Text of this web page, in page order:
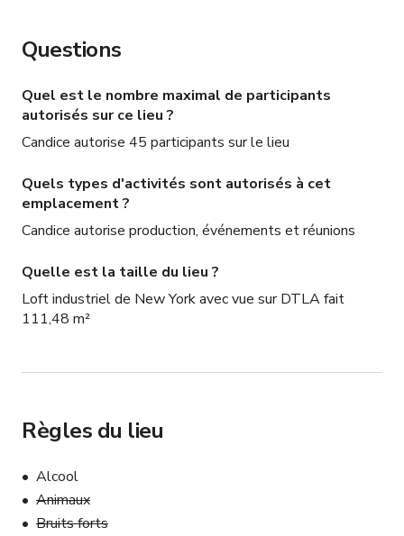
Questions
Quel est le nombre maximal de participants
autorisés sur ce lieu ?
Candice autorise 45 participants sur le lieu
Quels types d'activités sont autorisés à cet
emplacement ?
Candice autorise production, événements et réunions
Quelle est la taille du lieu ?
Loft industriel de New York avec vue sur DTLA fait
111,48 m²
Règles du lieu
Alcool
Animaux
Bruits forts